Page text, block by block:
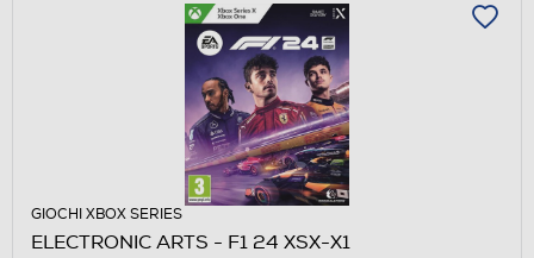
GIOCHI XBOX SERIES
ELECTRONIC ARTS - F1 24 XSX-X1